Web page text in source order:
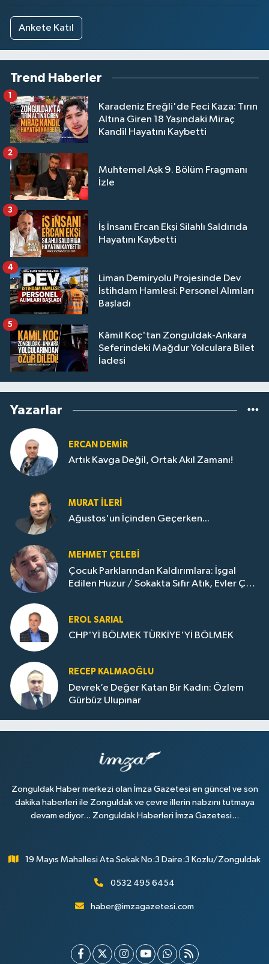
Ankete Katıl
Trend Haberler
Karadeniz Ereğli'de Feci Kaza: Tırın
Altına Giren 18 Yaşındaki Miraç
Kandil Hayatını Kaybetti
1
Muhtemel Aşk 9. Bölüm Fragmanı
İzle
2
İş İnsanı Ercan Ekşi Silahlı Saldırıda
Hayatını Kaybetti
3
Liman Demiryolu Projesinde Dev
İstihdam Hamlesi: Personel Alımları
Başladı
4
Kâmil Koç'tan Zonguldak-Ankara
Seferindeki Mağdur Yolculara Bilet
İadesi
5
Yazarlar
ERCAN DEMIR
Artık Kavga Değil, Ortak Akıl Zamanı!
MURAT İLERI
Ağustos'un İçinden Geçerken...
MEHMET ÇELEBI
Çocuk Parklarından Kaldırımlara: İşgal
Edilen Huzur / Sokakta Sıfır Atık, Evler Çöp
EROL SARIAL
CHP'Yİ BÖLMEK TÜRKİYE'Yİ BÖLMEK
RECEP KALMAOĞLU
Devrek’e Değer Katan Bir Kadın: Özlem
Gürbüz Ulupınar
Zonguldak Haber merkezi olan İmza Gazetesi en güncel ve son
dakika haberleri ile Zonguldak ve çevre illerin nabzını tutmaya
devam ediyor... Zonguldak Haberleri İmza Gazetesi...
19 Mayıs Mahallesi Ata Sokak No:3 Daire:3 Kozlu/Zonguldak
0532 495 6454
haber@imzagazetesi.com